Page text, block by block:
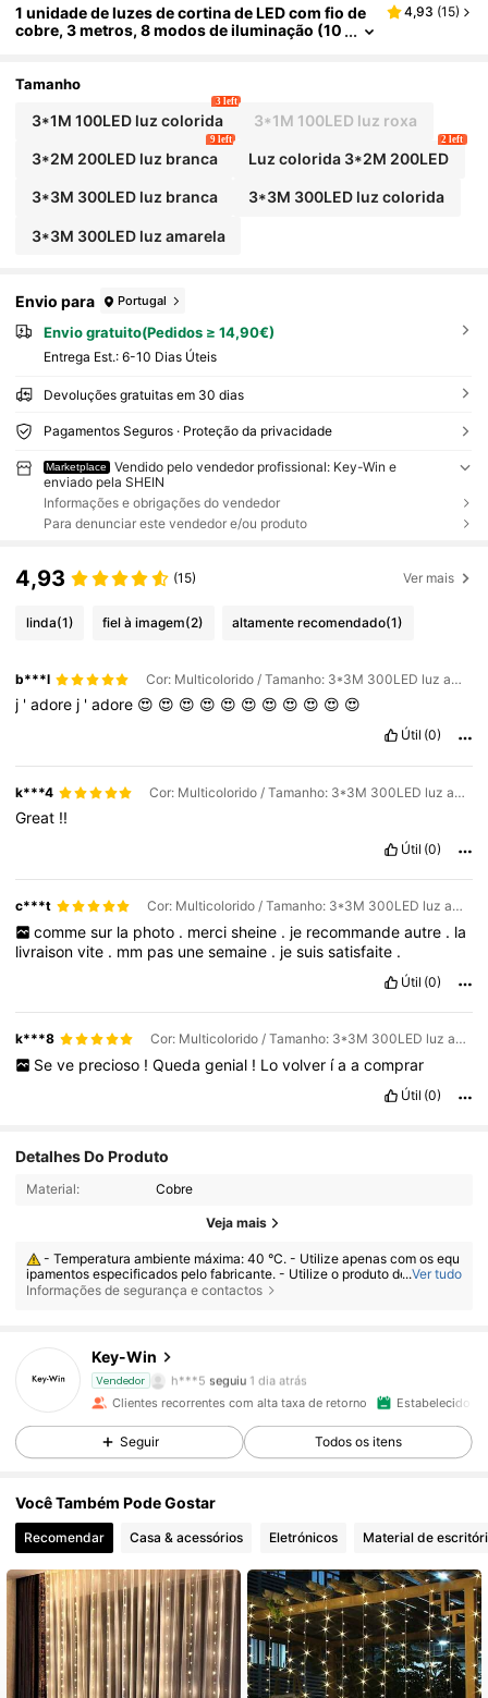
1 unidade de luzes de cortina de LED com fio de
cobre, 3 metros, 8 modos de iluminação (10
stas, casamentos, pedidos de casamento, jardin
4,93 (15)
Tamanho
3*1M 100LED luz colorida
3 left
3*1M 100LED luz roxa
3*2M 200LED luz branca
9 left
Luz colorida 3*2M 200LED
2 left
3*3M 300LED luz branca 3*3M 300LED luz colorida
3*3M 300LED luz amarela
Envio para Portugal
Envio gratuito(Pedidos ≥ 14,90€)
Entrega Est.: 6-10 Dias Úteis
Devoluções gratuitas em 30 dias
Pagamentos Seguros · Proteção da privacidade
Marketplace
Vendido pelo vendedor profissional: Key-Win e
enviado pela SHEIN
Informações e obrigações do vendedor
Para denunciar este vendedor e/ou produto
4,93 (15) Ver mais
linda(1) fiel à imagem(2) altamente recomendado(1)
b***l Cor: Multicolorido / Tamanho: 3*3M 300LED luz amarela
j 'adore j 'adore 😍 😍 😍 😍 😍 😍 😍 😍 😍 😍 😍
Útil (0)
k***4 Cor: Multicolorido / Tamanho: 3*3M 300LED luz amarela
Great !!
Útil (0)
c***t Cor: Multicolorido / Tamanho: 3*3M 300LED luz amarela
comme sur la photo . merci sheine . je recommande autre . la
livraisonvite . mm pas unesemaine . jesuissatisfaite .
Útil (0)
k***8 Cor: Multicolorido / Tamanho: 3*3M 300LED luz amarela
Se ve precioso ! Queda genial ! Lo volver ía a comprar
Útil (0)
Detalhes Do Produto
Material: Cobre
Veja mais
- Temperatura ambiente máxima: 40 °C. - Utilize apenas com os equ
ipamentos especificados pelo fabricante. - Utilize o produto dentro dos
limites de especificação. - Não desmonte nem modifique o produto. - In
...Ver tudo
Informações de segurança e contactos
Key-Win
Vendedor
4,87 6.3K Seguidores
h***5 seguiu 1 dia atrás
4,87 6.3K Seguidores
Clientes recorrentes com alta taxa de retorno Estabelecido
Seguir Todos os itens
Você Também Pode Gostar
Recomendar Casa & acessórios Eletrónicos Material de